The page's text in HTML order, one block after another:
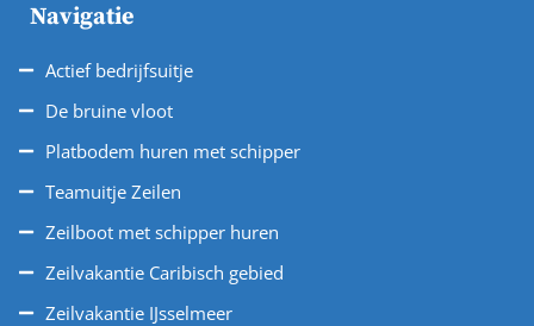
Navigatie
Actief bedrijfsuitje
De bruine vloot
Platbodem huren met schipper
Teamuitje Zeilen
Zeilboot met schipper huren
Zeilvakantie Caribisch gebied
Zeilvakantie IJsselmeer